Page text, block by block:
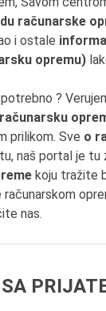
računarske
i ostale
opremu)
?
računarsku
prilikom. Sve o
naš portal je tu
koju tražite
računarskom
nas.
SA